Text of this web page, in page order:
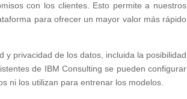
con los clientes. Esto permite a nuestros
para ofrecer un mayor valor más rápido
y privacidad de los datos, incluida la posibilidad
de IBM Consulting se pueden configurar
ni los utilizan para entrenar los modelos.